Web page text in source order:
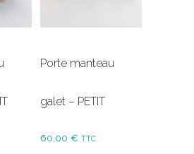
Porte manteau
galet – PETIT
60,00 € TTC